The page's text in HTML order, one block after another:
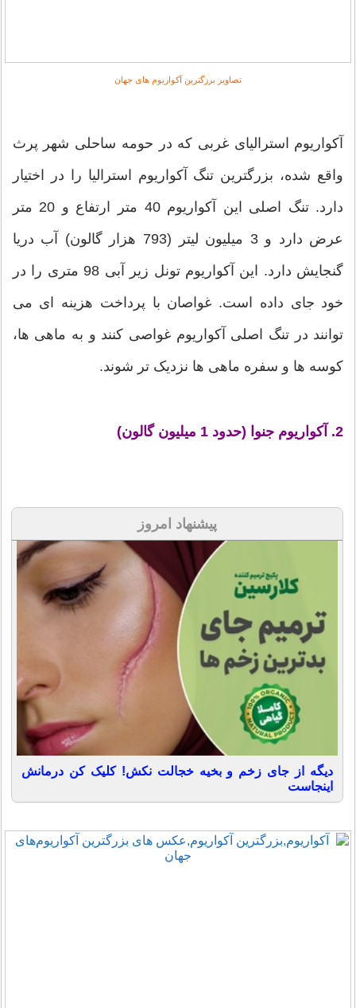
تصاویر برزگترین آکواریوم های جهان
آکواریوم استرالیای غربی که در حومه ساحلی شهر پرث
واقع شده، بزرگترین تنگ آکواریوم استرالیا را در اختیار
دارد. تنگ اصلی این آکواریوم 40 متر ارتفاع و 20 متر
عرض دارد و 3 میلیون لیتر (793 هزار گالون) آب دریا
گنجایش دارد. این آکواریوم تونل زیر آبی 98 متری را در
خود جای داده است. غواصان با پرداخت هزینه ای می
توانند در تنگ اصلی آکواریوم غواصی کنند و به ماهی ها،
کوسه ها و سفره ماهی ها نزدیک تر شوند.
2. آکواریوم جنوا (حدود 1 میلیون گالون)
پیشنهاد امروز
دیگه از جای زخم و بخیه خجالت نکش! کلیک کن درمانش
اینجاست